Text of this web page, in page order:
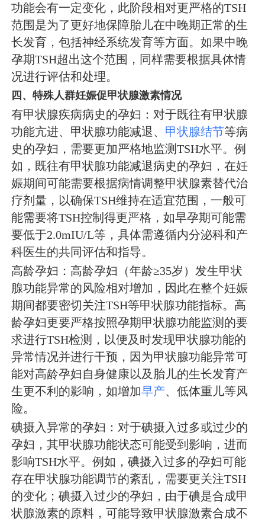
功能会有一定变化，此阶段相对更严格的TSH
范围是为了更好地保障胎儿在中晚期正常的生
长发育，包括神经系统发育等方面。如果中晚
孕期TSH超出这个范围，同样需要根据具体情
况进行评估和处理。
四、特殊人群妊娠促甲状腺激素情况
有甲状腺疾病病史的孕妇：对于既往有甲状腺
功能亢进、甲状腺功能减退、 甲状腺结节等病
史的孕妇，需要更加严格地监测TSH水平。例
如，既往有甲状腺功能减退病史的孕妇，在妊
娠期间可能需要根据病情调整甲状腺素替代治
疗剂量，以确保TSH维持在适宜范围，一般可
能需要将TSH控制得更严格，如早孕期可能需
要低于2.0mIU/L等，具体需遵循内分泌科和产
科医生的共同评估和指导。
高龄孕妇：高龄孕妇（年龄≥35岁）发生甲状
腺功能异常的风险相对增加，因此在整个妊娠
期间都要密切关注TSH等甲状腺功能指标。高
龄孕妇更要严格按照孕期甲状腺功能监测的要
求进行TSH检测，以便及时发现甲状腺功能的
异常情况并进行干预，因为甲状腺功能异常可
能对高龄孕妇自身健康以及胎儿的生长发育产
生更不利的影响，如增加早产、低体重儿等风
险。
碘摄入异常的孕妇：对于碘摄入过多或过少的
孕妇，其甲状腺功能状态可能受到影响，进而
影响TSH水平。例如，碘摄入过多的孕妇可能
存在甲状腺功能调节的紊乱，需要更关注TSH
的变化；碘摄入过少的孕妇，由于碘是合成甲
状腺激素的原料，可能导致甲状腺激素合成不